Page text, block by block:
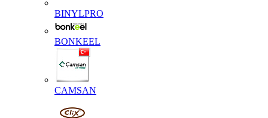
BINYLPRO
BONKEEL
CAMSAN